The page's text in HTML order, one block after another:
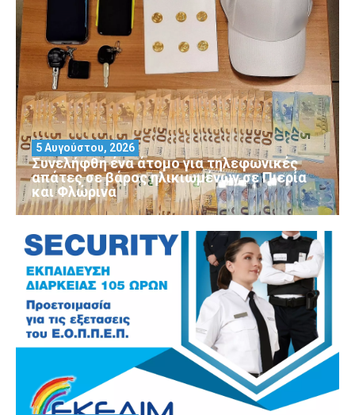
Συνελήφθη ένα άτομο για τηλεφωνικές
απάτες σε βάρος ηλικιωμένων σε Πιερία
και Φλώρινα
5 Αυγούστου, 2026